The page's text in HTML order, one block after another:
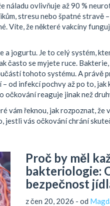
náladu ovlivňuje až 90 %
stresu nebo špatné stravě
Víte, že některé vakcíny
a jogurtu. Je to celý systém,
často se myjete ruce.
tohoto systému. A právě
od infekcí pochvy až po to, jak
očkování reaguje jinak než
vám řeknou, jak rozpoznat, že
jestli vás očkování chrání
Proč by měl
bakteriologie:
bezpečnost
z čen 20, 2026 - od